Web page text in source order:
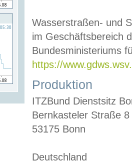
Wasserstraßen- und
im Geschäftsbereich
Bundesministeriums
https://
Produktion
ITZBund Dienstsitz
Bernkasteler Straße 8
53175 Bonn
Deutschland